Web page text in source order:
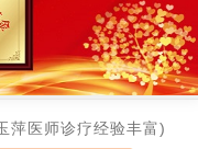
萍医师诊疗经验丰富)